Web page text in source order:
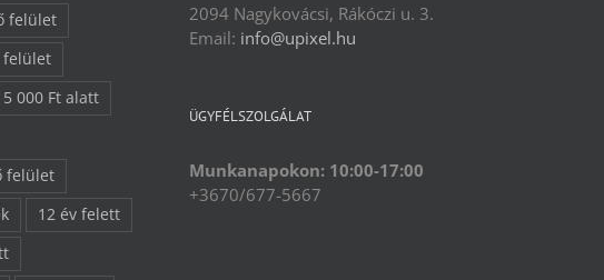
felület
felület
5 000 Ft alatt
felület
12 év felett
2094 Nagykovácsi, Rákóczi u. 3.
Email: info@upixel.hu
ÜGYFÉLSZOLGÁLAT
Munkanapokon: 10:00-17:00
+3670/677-5667